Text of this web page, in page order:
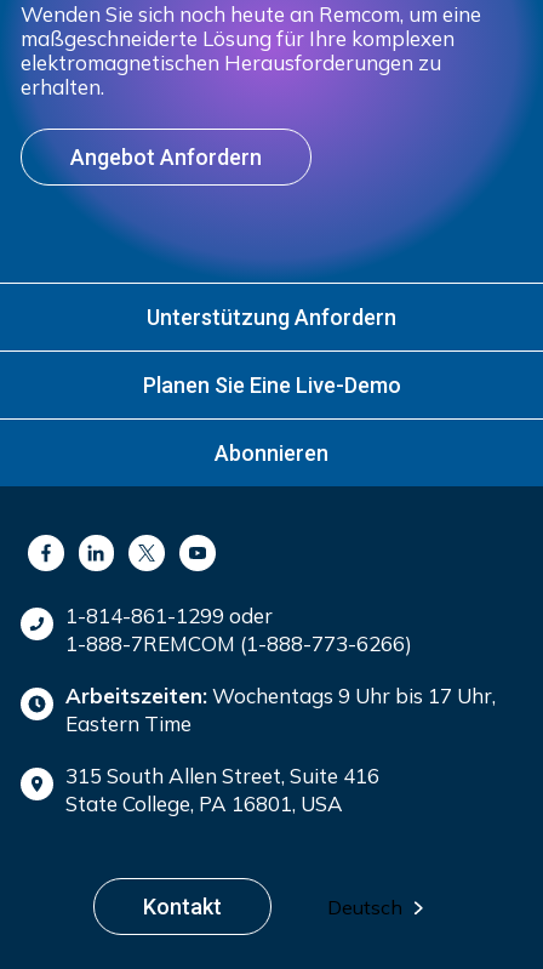
Wenden Sie sich noch heute an Remcom, um eine
maßgeschneiderte Lösung für Ihre komplexen
elektromagnetischen Herausforderungen zu
erhalten.
Angebot Anfordern
Unterstützung Anfordern
Planen Sie Eine Live-Demo
Abonnieren
1-814-861-1299 oder
1-888-7REMCOM (1-888-773-6266)
Arbeitszeiten:Wochentags 9 Uhr bis 17 Uhr,
Eastern Time
315 South Allen Street, Suite 416
State College, PA 16801, USA
Kontakt Deutsch